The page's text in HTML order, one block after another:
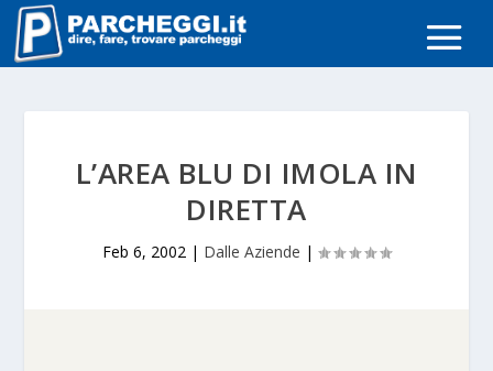
L’AREA BLU DI IMOLA IN
DIRETTA
Feb 6, 2002 | Dalle Aziende |